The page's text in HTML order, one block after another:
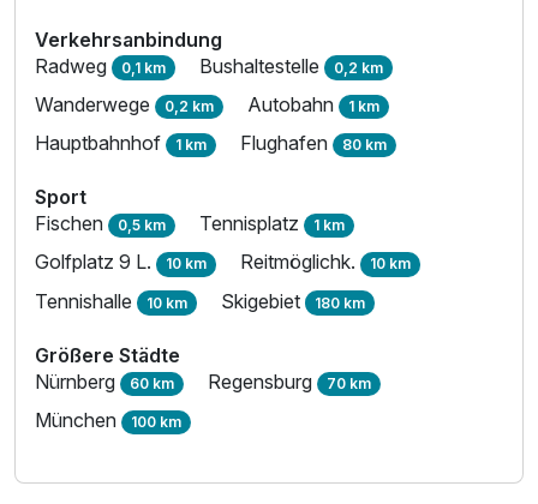
Ausstattung
Für 4 Tage
Verkehrsanbindung
Radweg 0,1 km Bushaltestelle 0,2 km
Wanderwege 0,2 km Autobahn 1 km
Hauptbahnhof 1 km Flughafen 80 km
Sport
Fischen 0,5 km Tennisplatz 1 km
Golfplatz 9 L. 10 km Reitmöglichk. 10 km
Tennishalle 10 km Skigebiet 180 km
Größere Städte
Nürnberg 60 km Regensburg 70 km
München 100 km